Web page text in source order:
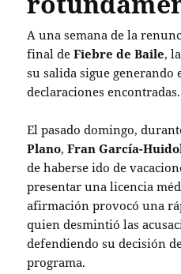
A una semana de la
final deFiebre de Baile,
su salida sigue generando
declaraciones encontradas.
El pasado domingo,
Plano,Fran García-
de haberse ido de
presentar una licencia
afirmación provocó una
quien desmintió las
defendiendo su decisión
programa.